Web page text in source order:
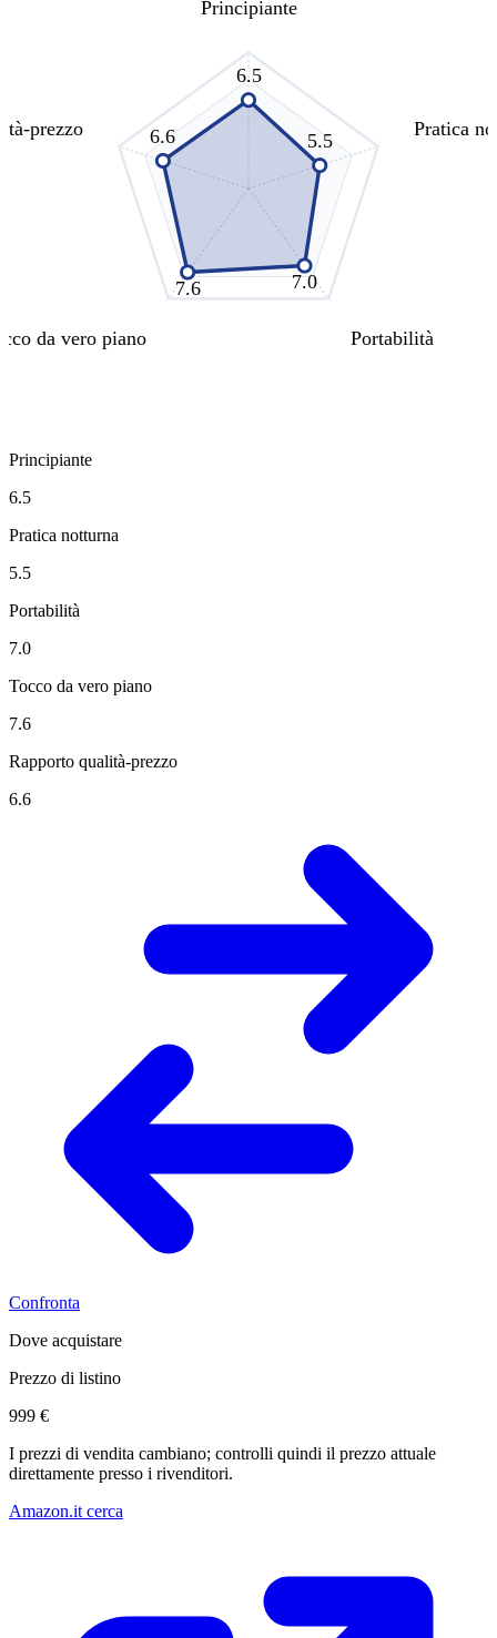
6.5
5.5
7.0
7.6
6.6
Principiante
Pratica
Portabilità
da vero piano
prezzo
Principiante
6.5
Pratica notturna
5.5
Portabilità
7.0
Tocco da vero piano
7.6
Rapporto qualità-prezzo
6.6
Confronta
Dove acquistare
Prezzo di listino
999 €
I prezzi di vendita cambiano; controlli quindi il prezzo attuale
direttamente presso i rivenditori.
Amazon.it cerca